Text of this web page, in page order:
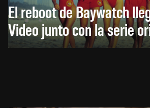
El reboot de Baywatch
Video junto con la serie